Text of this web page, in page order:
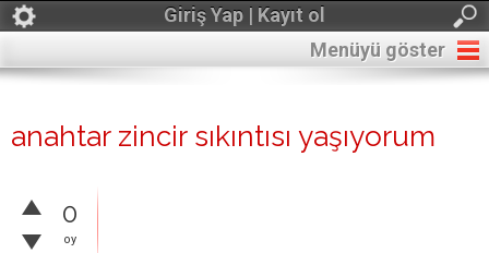
Giriş Yap | Kayıt ol
Menüyü göster
anahtar zincir sıkıntısı yaşıyorum
0
oy